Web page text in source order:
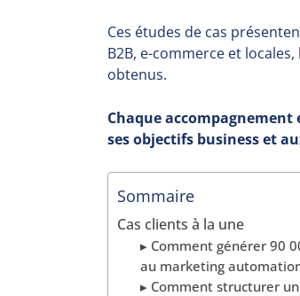
Ces études de cas
B2B, e-commerce et
obtenus.
Chaque accompagnement
ses objectifs business et
Sommaire
Cas clients à la une
▸ Comment générer 90
au marketing
▸ Comment structurer